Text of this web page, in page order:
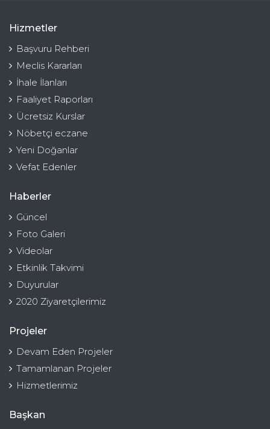
Hizmetler
Başvuru Rehberi
Meclis Kararları
İhale İlanları
Faaliyet Raporları
Ücretsiz Kurslar
Nöbetçi eczane
Yeni Doğanlar
Vefat Edenler
Haberler
Güncel
Foto Galeri
Videolar
Etkinlik Takvimi
Duyurular
2020 Ziyaretçilerimiz
Projeler
Devam Eden Projeler
Tamamlanan Projeler
Hizmetlerimiz
Başkan